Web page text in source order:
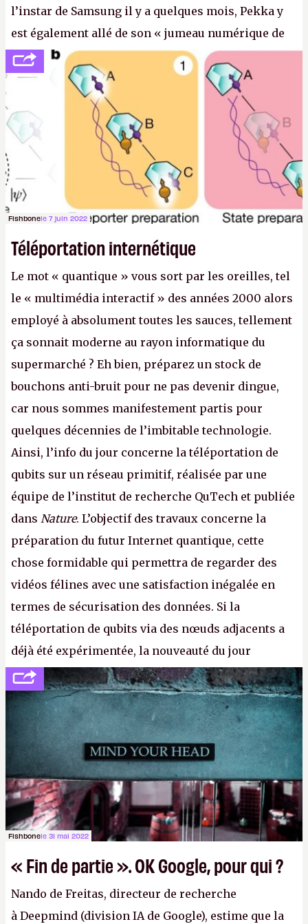
l’instar de Samsung il y a quelques mois, Pekka y
est également allé de son « jumeau numérique de
tout » et de l’importance des metasangsues, qu’il
considère comme «
la prochaine grande plateforme
informatique après le World Wide Web et le mobile
(Crédit photo : Pexels / Pixabay)
Fishbonele 7 juin 2022
Téléportation internétique
Le mot « quantique » vous sort par les oreilles, tel
le « multimédia interactif » des années 2000 alors
employé à absolument toutes les sauces, tellement
ça sonnait moderne au rayon informatique du
supermarché ? Eh bien, préparez un stock de
bouchons anti-bruit pour ne pas devenir dingue,
car nous sommes manifestement partis pour
quelques décennies de l’imbitable technologie.
Ainsi, l’info du jour concerne la téléportation de
qubits sur un réseau primitif, réalisée par une
équipe de l’institut de recherche QuTech et publiée
dans Nature. L’objectif des travaux concerne la
préparation du futur Internet quantique, cette
chose formidable qui permettra de regarder des
vidéos félines avec une satisfaction inégalée en
termes de sécurisation des données. Si la
téléportation de qubits via des nœuds adjacents a
déjà été expérimentée, la nouveauté du jour
concerne le recours à des nœuds distants, pour ne
pas dire un réseau quantique multimédia interactif
(avec l’option Péritel). (
http://cpc.cx/AH432N4
Crédit photo : QuTech / Nature)
Fishbonele 31 mai 2022
« Fin de partie ». OK Google, pour qui ?
Nando de Freitas, directeur de recherche
à Deepmind (division IA de Google), estime que la